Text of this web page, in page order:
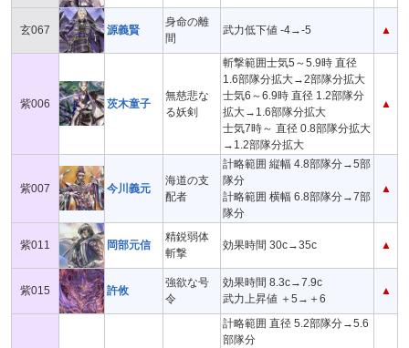
玄067 源義賢
身命の離
間
武力低下値 -4→-5 ▲
紫006 茨木童子
無慈悲な
る妖剣
斬撃範囲士気5～5.9時 直径
1.6部隊分拡大→2部隊分拡大
士気6～6.9時 直径 1.2部隊分
拡大→1.6部隊分拡大
士気7時～ 直径 0.8部隊分拡大
→1.2部隊分拡大
▲
紫007 今川義元
海道の支
配者
計略範囲 縦幅 4.8部隊分→5部
隊分
計略範囲 横幅 6.8部隊分→7部
隊分
▲
紫011 岡部元信
精鋭弱体
斬撃
効果時間 30c→35c ▲
紫015 許攸
強欲な号
令
効果時間 8.3c→7.9c
武力上昇値 ＋5→＋6
▲
計略範囲 直径 5.2部隊分→5.6
部隊分